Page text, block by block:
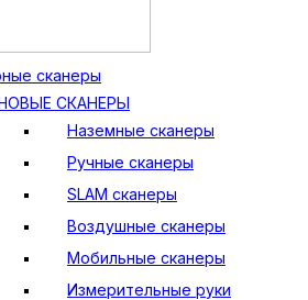
сканеры
СКАНЕРЫ
Наземные сканеры
Ручные сканеры
SLAM сканеры
Воздушные сканеры
Мобильные сканеры
Измерительные руки